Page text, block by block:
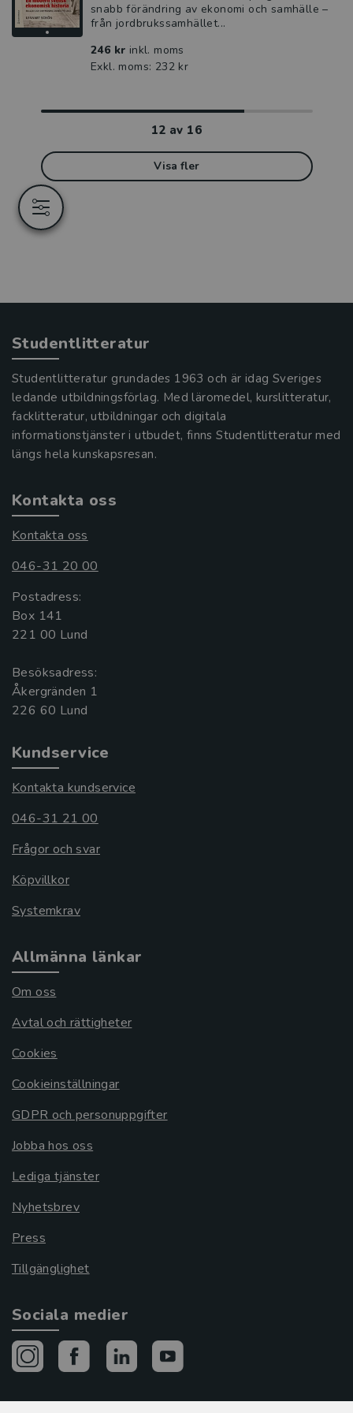
snabb förändring av ekonomi och samhälle –
från jordbrukssamhället...
246 kr inkl. moms
Exkl. moms: 232 kr
12 av 16
Visa fler
Studentlitteratur
Studentlitteratur grundades 1963 och är idag Sveriges
ledande utbildningsförlag. Med läromedel, kurslitteratur,
facklitteratur, utbildningar och digitala
informationstjänster i utbudet, finns Studentlitteratur med
längs hela kunskapsresan.
Kontakta oss
Kontakta oss
046-31 20 00
Postadress:
Box 141
221 00 Lund
Besöksadress:
Åkergränden 1
Kundservice
Kontakta kundservice
046-31 21 00
Frågor och svar
Köpvillkor
Systemkrav
Allmänna länkar
Om oss
Avtal och rättigheter
Cookies
Cookieinställningar
GDPR och personuppgifter
Jobba hos oss
Lediga tjänster
Nyhetsbrev
Press
Tillgänglighet
Sociala medier